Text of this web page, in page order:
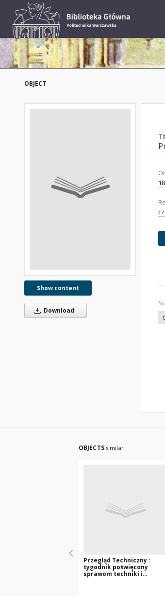
OBJECT
Show content
Download
OBJECTS similar
Przegląd Techniczny :
tygodnik poświęcony
sprawom techniki i